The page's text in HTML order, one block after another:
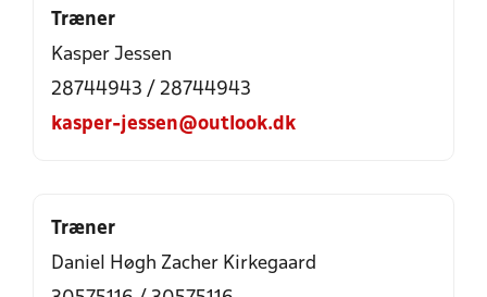
Træner
Kasper Jessen
28744943 / 28744943
kasper-jessen@outlook.dk
Træner
Daniel Høgh Zacher Kirkegaard